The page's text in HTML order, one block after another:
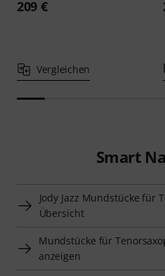
209 €
Vergleichen
Smart
Jody Jazz Mundstücke für
Übersicht
Mundstücke für
anzeigen